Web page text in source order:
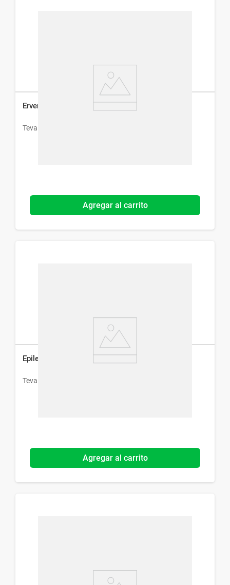
Ervemin 2,5 mg x 20 Comp
Teva
Agregar al carrito
Epilepax 100 mg x 30 Comprimidos Dispers
Teva
Agregar al carrito